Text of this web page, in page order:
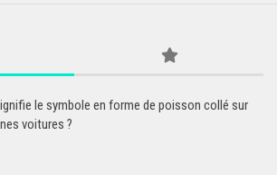
le symbole en forme de poisson collé sur
voitures ?